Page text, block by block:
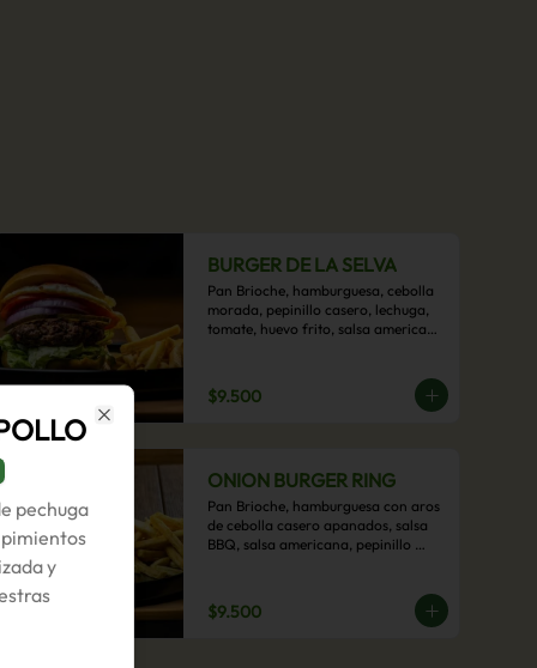
BURGER DE LA SELVA
Pan Brioche, hamburguesa, cebolla
morada, pepinillo casero, lechuga,
tomate, huevo frito, salsa americana
$9.500
ONION BURGER RING
Pan Brioche, hamburguesa con aros
de cebolla casero apanados, salsa
BBQ, salsa americana, pepinillo
acompañamiento de papas fritas.
$9.500
pechuga
y